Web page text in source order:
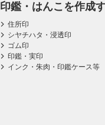
印鑑・はんこを作成
住所印
シヤチハタ・浸透印
ゴム印
印鑑・実印
インク・朱肉・印鑑ケース等